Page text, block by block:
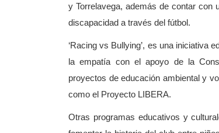
y Torrelavega, además de contar con
discapacidad a través del fútbol.
‘Racing vs Bullying’, es una iniciativa
la empatía con el apoyo de la
proyectos de educación ambiental y
como el Proyecto LIBERA.
Otras programas educativos y